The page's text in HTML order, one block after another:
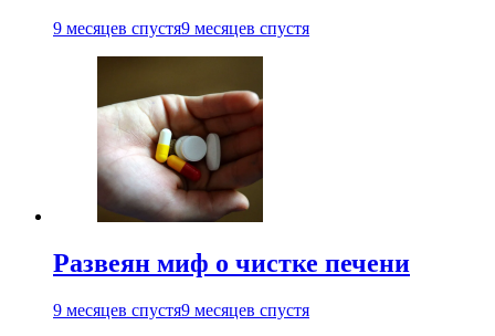
9 месяцев спустя9 месяцев спустя
Развеян миф о чистке печени
9 месяцев спустя9 месяцев спустя